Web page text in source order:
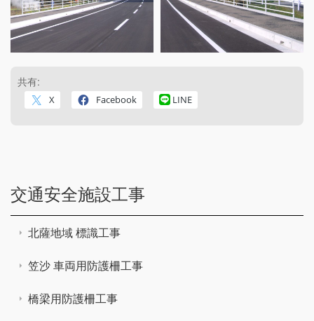
共有:
X Facebook LINE
交通安全施設工事
北薩地域 標識工事
笠沙 車両用防護柵工事
橋梁用防護柵工事